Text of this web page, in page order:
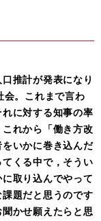
推計が発表になり
会。これまで言わ
に対する知事の率
れから「働き方改
いかに巻き込んだ
くる中で，そうい
取り込んでやって
題だと思うのです
かせ願えたらと思